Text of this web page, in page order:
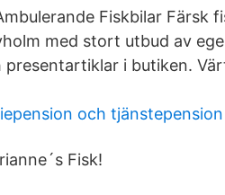
Fiskbilar Färsk
med stort utbud av
i butiken.
och tjänstepension
Fisk!